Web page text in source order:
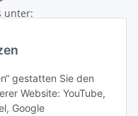
gestatten Sie den
Website: YouTube,
Google
unter: